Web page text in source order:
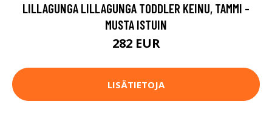
LILLAGUNGA LILLAGUNGA TODDLER KEINU, TAMMI -
MUSTA ISTUIN
282 EUR
LISÄTIETOJA